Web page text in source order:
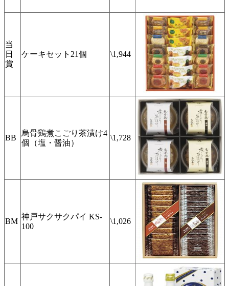
当
日
賞
ケーキセット21個 \1,944
BB
烏骨鶏煮こごり茶漬け4
個（塩・醤油）
\1,728
BM
神戸サクサクパイ KS-
100
\1,026